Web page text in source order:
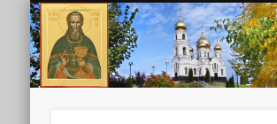
ГЛАВНАЯ
ДУХОВЕНСТВО
КРЕЩЕНИЕ
РАСПИСАНИЕ
МОНАСТЫРЬ
ИОАНН КРОНШТАДТСКИЙ
ТРЕБЫ
ПАЛОМНИКАМ
КОНТАКТЫ
НАПИСАТЬ ПИСЬМО
НОВОСТИ
МЕДИА